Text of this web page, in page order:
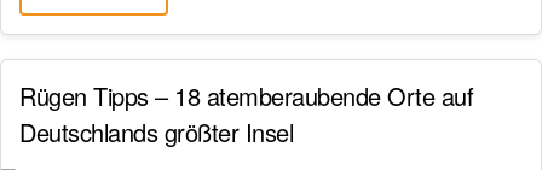
Rügen Tipps – 18 atemberaubende Orte auf
Deutschlands größter Insel